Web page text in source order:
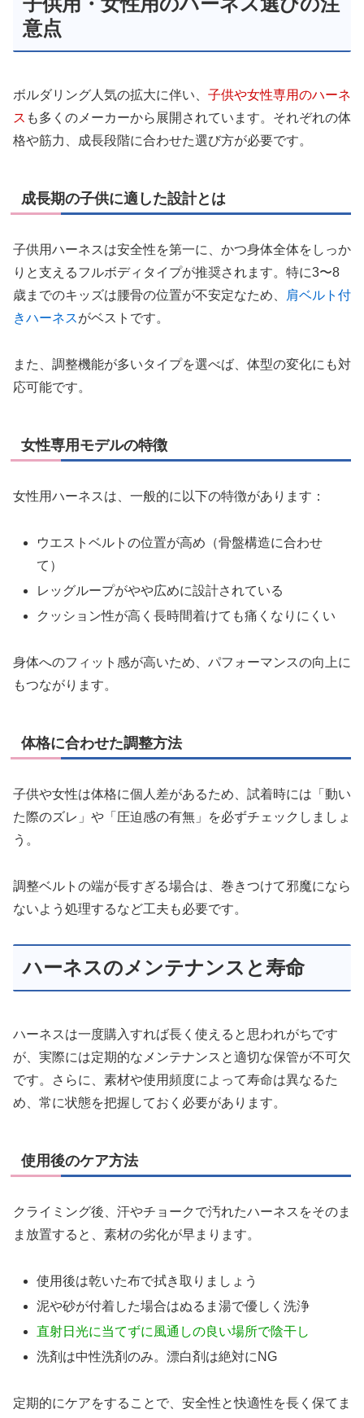
意点
ボルダリング人気の拡大に伴い、 子供や女性専用のハーネ
ス も多くのメーカーから展開されています。それぞれの体
格や筋力、成長段階に合わせた選び方が必要です。
成長期の子供に適した設計とは
子供用ハーネスは安全性を第一に、かつ身体全体をしっか
りと支えるフルボディタイプが推奨されます。特に3〜8
歳までのキッズは腰骨の位置が不安定なため、
肩ベルト付
きハーネスがベストです。
また、調整機能が多いタイプを選べば、体型の変化にも対
応可能です。
女性専用モデルの特徴
女性用ハーネスは、一般的に以下の特徴があります：
ウエストベルトの位置が高め（骨盤構造に合わせ
て）
レッグループがやや広めに設計されている
クッション性が高く長時間着けても痛くなりにくい
身体へのフィット感が高いため、パフォーマンスの向上に
もつながります。
体格に合わせた調整方法
子供や女性は体格に個人差があるため、試着時には「動い
た際のズレ」や「圧迫感の有無」を必ずチェックしましょ
う。
調整ベルトの端が長すぎる場合は、巻きつけて邪魔になら
ないよう処理するなど工夫も必要です。
ハーネスのメンテナンスと寿命
ハーネスは一度購入すれば長く使えると思われがちです
が、実際には定期的なメンテナンスと適切な保管が不可欠
です。さらに、素材や使用頻度によって寿命は異なるた
め、常に状態を把握しておく必要があります。
使用後のケア方法
クライミング後、汗やチョークで汚れたハーネスをそのま
ま放置すると、素材の劣化が早まります。
使用後は乾いた布で拭き取りましょう
泥や砂が付着した場合はぬるま湯で優しく洗浄
直射日光に当てずに風通しの良い場所で陰干し
洗剤は中性洗剤のみ。漂白剤は絶対にNG
定期的にケアをすることで、安全性と快適性を長く保てま